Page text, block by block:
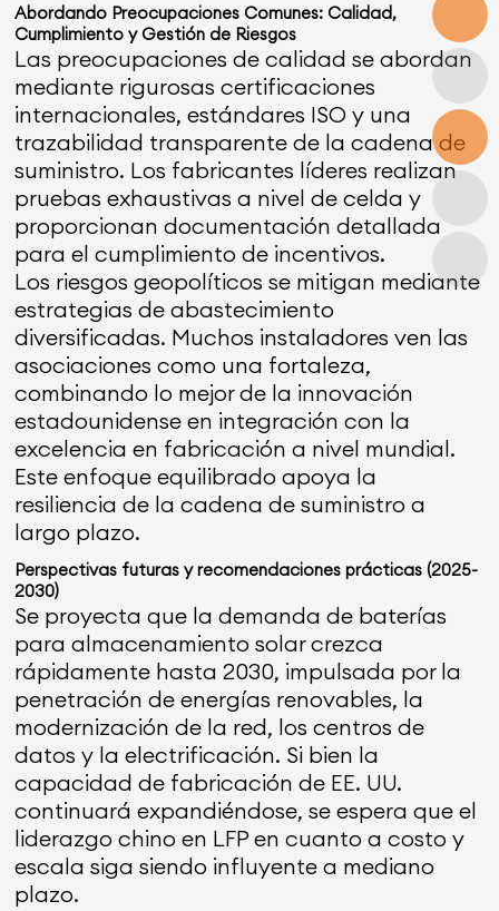
Abordando Preocupaciones Comunes: Calidad,
Cumplimiento y Gestión de Riesgos
Las preocupaciones de calidad se abordan
mediante rigurosas certificaciones
internacionales, estándares ISO y una
trazabilidad transparente de la cadena de
suministro. Los fabricantes líderes realizan
pruebas exhaustivas a nivel de celda y
proporcionan documentación detallada
para el cumplimiento de incentivos.
Los riesgos geopolíticos se mitigan mediante
estrategias de abastecimiento
diversificadas. Muchos instaladores ven las
asociaciones como una fortaleza,
combinando lo mejor de la innovación
estadounidense en integración con la
excelencia en fabricación a nivel mundial.
Este enfoque equilibrado apoya la
resiliencia de la cadena de suministro a
largo plazo.
Perspectivas futuras y recomendaciones prácticas (2025-
2030)
Se proyecta que la demanda de baterías
para almacenamiento solar crezca
rápidamente hasta 2030, impulsada por la
penetración de energías renovables, la
modernización de la red, los centros de
datos y la electrificación. Si bien la
capacidad de fabricación de EE. UU.
continuará expandiéndose, se espera que el
liderazgo chino en LFP en cuanto a costo y
escala siga siendo influyente a mediano
plazo.